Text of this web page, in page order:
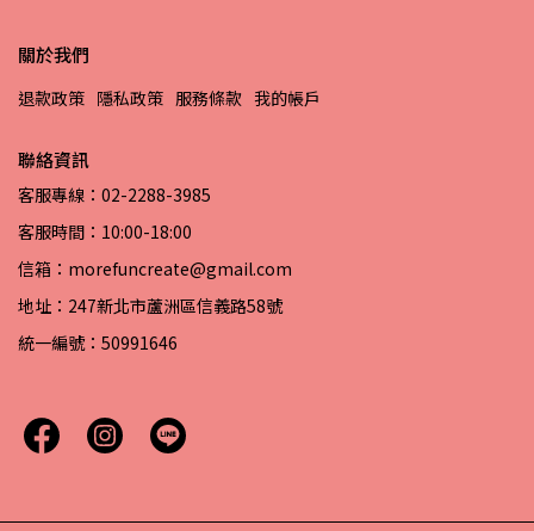
關於我們
退款政策 隱私政策 服務條款 我的帳戶
聯絡資訊
客服專線：02-2288-3985
客服時間：10:00-18:00
信箱：morefuncreate@gmail.com
地址：247新北市蘆洲區信義路58號
統一編號：50991646